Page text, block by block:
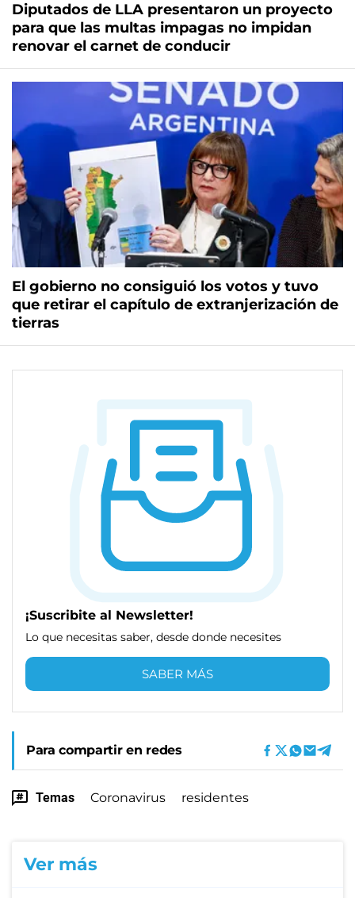
Diputados de LLA presentaron un proyecto
para que las multas impagas no impidan
renovar el carnet de conducir
El gobierno no consiguió los votos y tuvo
que retirar el capítulo de extranjerización de
tierras
¡Suscribite al Newsletter!
Lo que necesitas saber, desde donde necesites
SABER MÁS
Para compartir en redes
Temas Coronavirus residentes
Ver más